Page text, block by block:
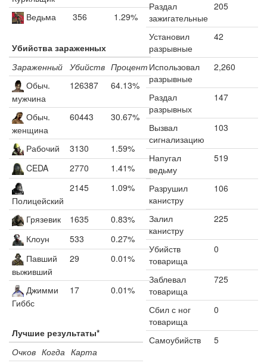
Ведьма 356 1.29%
Убийства зараженных
Зараженный Убийств Процент
Обыч.
мужчина
126387 64.13%
Обыч.
женщина
60443 30.67%
Рабочий 3130
1.59%
CEDA
2770 1.41%
Полицейский
2145 1.09%
Грязевик 1635
0.83%
Клоун
533
0.27%
Павший
выживший
29 0.01%
Джимми
Гиббс
17 0.01%
Лучшие результаты*
Очков Когда Карта
Раздал
зажигательные
205
Установил
разрывные
42
Использовал
разрывные
2,260
Раздал
разрывных
147
Вызвал
сигнализацию
103
Напугал
ведьму
519
Разрушил
канистру
106
Залил
канистру
225
Убийств
товарища
0
Заблевал
товарища
725
Сбил с ног
товарища
0
Самоубийств 5